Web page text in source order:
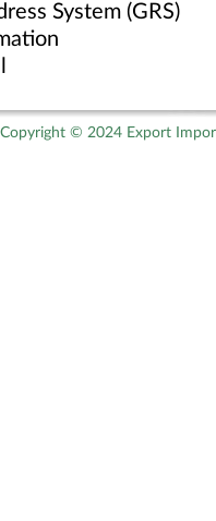
System (GRS)
Copyright © 2024 Export